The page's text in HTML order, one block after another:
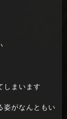
しまいます
姿がなんともい